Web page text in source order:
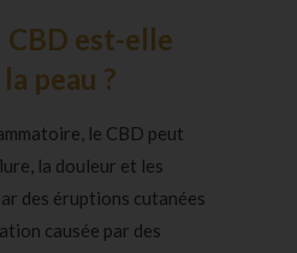
CBD est-elle
peau ?
le CBD peut
la douleur et les
des éruptions cutanées
causée par des